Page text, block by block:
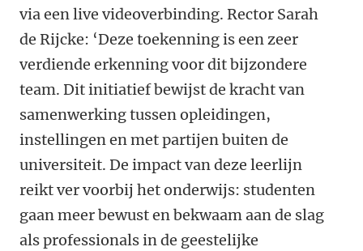
via een live videoverbinding. Rector Sarah
de Rijcke: ‘Deze toekenning is een zeer
verdiende erkenning voor dit bijzondere
team. Dit initiatief bewijst de kracht van
samenwerking tussen opleidingen,
instellingen en met partijen buiten de
universiteit. De impact van deze leerlijn
reikt ver voorbij het onderwijs: studenten
gaan meer bewust en bekwaam aan de slag
als professionals in de geestelijke